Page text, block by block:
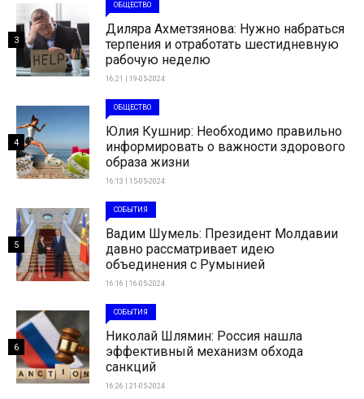
ОБЩЕСТВО
Диляра Ахметзянова: Нужно набраться
терпения и отработать шестидневную
рабочую неделю
16:21 | 19-05-2024
3
ОБЩЕСТВО
Юлия Кушнир: Необходимо правильно
информировать о важности здорового
образа жизни
16:13 | 15-05-2024
4
СОБЫТИЯ
Вадим Шумель: Президент Молдавии
давно рассматривает идею
объединения с Румынией
16:16 | 16-05-2024
5
СОБЫТИЯ
Николай Шлямин: Россия нашла
эффективный механизм обхода
санкций
16:26 | 21-05-2024
6